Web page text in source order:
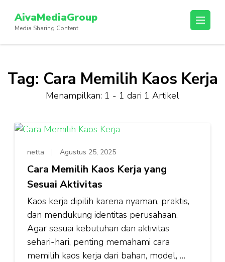
konten
(Tekan
AivaMediaGroup
Media Sharing Content
Tag: Cara Memilih Kaos Kerja
Menampilkan: 1 - 1 dari 1 Artikel
netta Agustus 25, 2025
Cara Memilih Kaos Kerja yang
Sesuai Aktivitas
Kaos kerja dipilih karena nyaman, praktis,
dan mendukung identitas perusahaan.
Agar sesuai kebutuhan dan aktivitas
sehari-hari, penting memahami cara
memilih kaos kerja dari bahan, model, …